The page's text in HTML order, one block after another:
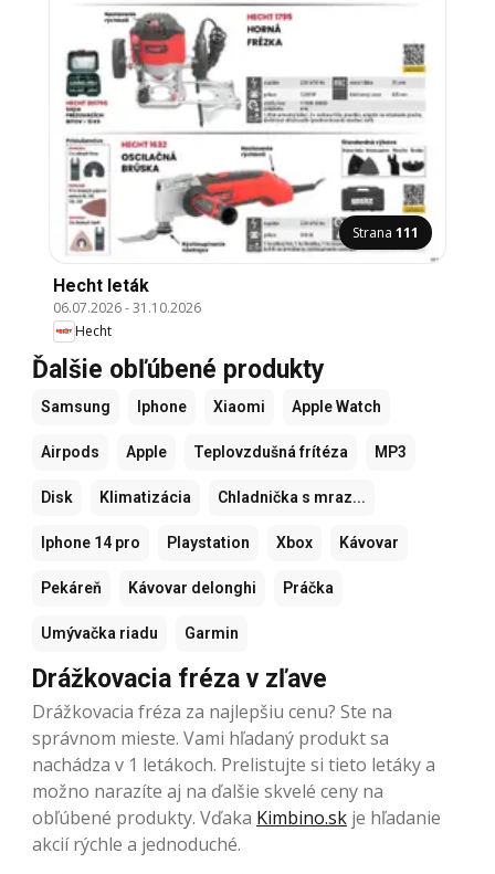
Strana 111
Hecht leták
06.07.2026-31.10.2026
Hecht
Ďalšie obľúbené produkty
Samsung Iphone Xiaomi Apple Watch
Airpods Apple Teplovzdušná frítéza MP3
Disk Klimatizácia Chladnička s mraz...
Iphone 14 pro Playstation Xbox Kávovar
Pekáreň Kávovar delonghi Práčka
Umývačka riadu Garmin
Drážkovacia fréza v zľave
Drážkovacia fréza za najlepšiu cenu? Ste na
správnom mieste. Vami hľadaný produkt sa
nachádza v 1 letákoch. Prelistujte si tieto letáky a
možno narazíte aj na ďalšie skvelé ceny na
obľúbené produkty. Vďaka Kimbino.sk je hľadanie
akcií rýchle a jednoduché.